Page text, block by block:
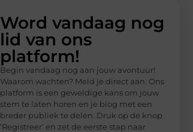
Word vandaag nog
lid van ons
platform!
Begin vandaag nog aan jouw avontuur!
Waarom wachten? Meld je direct aan. Ons
platform is een geweldige kans om jouw
stem te laten horen en je blog met een
breder publiek te delen. Druk op de knop
‘Registreer’ en zet de eerste stap naar